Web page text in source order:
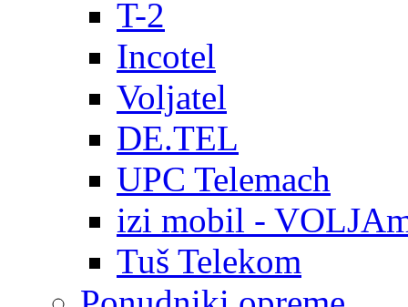
T-2
Incotel
Voljatel
DE.TEL
UPC Telemach
izi mobil -
Tuš Telekom